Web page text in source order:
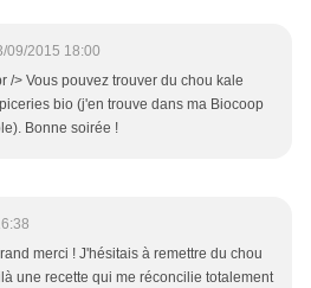
09/2015 18:00
/> Vous pouvez trouver du chou kale
bio (j'en trouve dans ma Biocoop
Bonne soirée !
merci ! J'hésitais à remettre du chou
une recette qui me réconcilie totalement